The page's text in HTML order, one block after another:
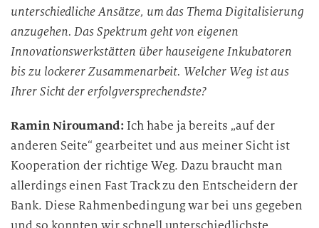
unterschiedliche Ansätze, um das Thema Digitalisierung
anzugehen. Das Spektrum geht von eigenen
Innovationswerkstätten über hauseigene Inkubatoren
bis zu lockerer Zusammenarbeit. Welcher Weg ist aus
Ihrer Sicht der erfolgversprechendste?
Ramin Niroumand: Ich habe ja bereits „auf der
anderen Seite“ gearbeitet und aus meiner Sicht ist
Kooperation der richtige Weg. Dazu braucht man
allerdings einen Fast Track zu den Entscheidern der
Bank. Diese Rahmenbedingung war bei uns gegeben